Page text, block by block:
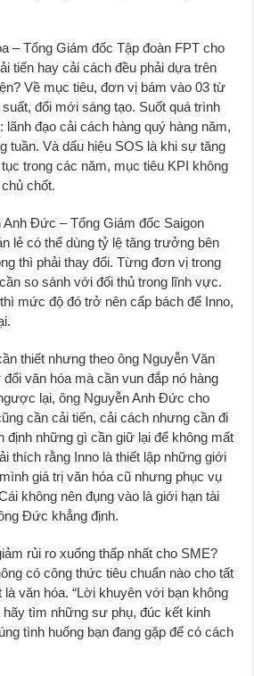
– Tổng Giám đốc Tập đoàn FPT cho
tiến hay cải cách đều phải dựa trên
Về mục tiêu, đơn vị bám vào 03 từ
đổi mới sáng tạo. Suốt quá trình
lãnh đạo cải cách hàng quý hàng năm,
tuần. Và dấu hiệu SOS là khi sự tăng
trong các năm, mục tiêu KPI không
chốt.
Anh Đức – Tổng Giám đốc Saigon
lẻ có thể dùng tỷ lệ tăng trưởng bên
thì phải thay đổi. Từng đơn vị trong
so sánh với đối thủ trong lĩnh vực.
mức độ đó trở nên cấp bách để Inno,
thiết nhưng theo ông Nguyễn Văn
văn hóa mà cần vun đắp nó hàng
lại, ông Nguyễn Anh Đức cho
cần cải tiến, cải cách nhưng cần đi
định những gì cần giữ lại để không mất
thích rằng Inno là thiết lập những giới
giá trị văn hóa cũ nhưng phục vụ
không nên đụng vào là giới hạn tài
Đức khẳng định.
rủi ro xuống thấp nhất cho SME?
có công thức tiêu chuẩn nào cho tất
là văn hóa. “Lời khuyên với bạn không
tìm những sư phụ, đúc kết kinh
tình huống bạn đang gặp để có cách